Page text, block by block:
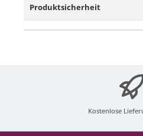
Produktsicherheit
Kostenlose